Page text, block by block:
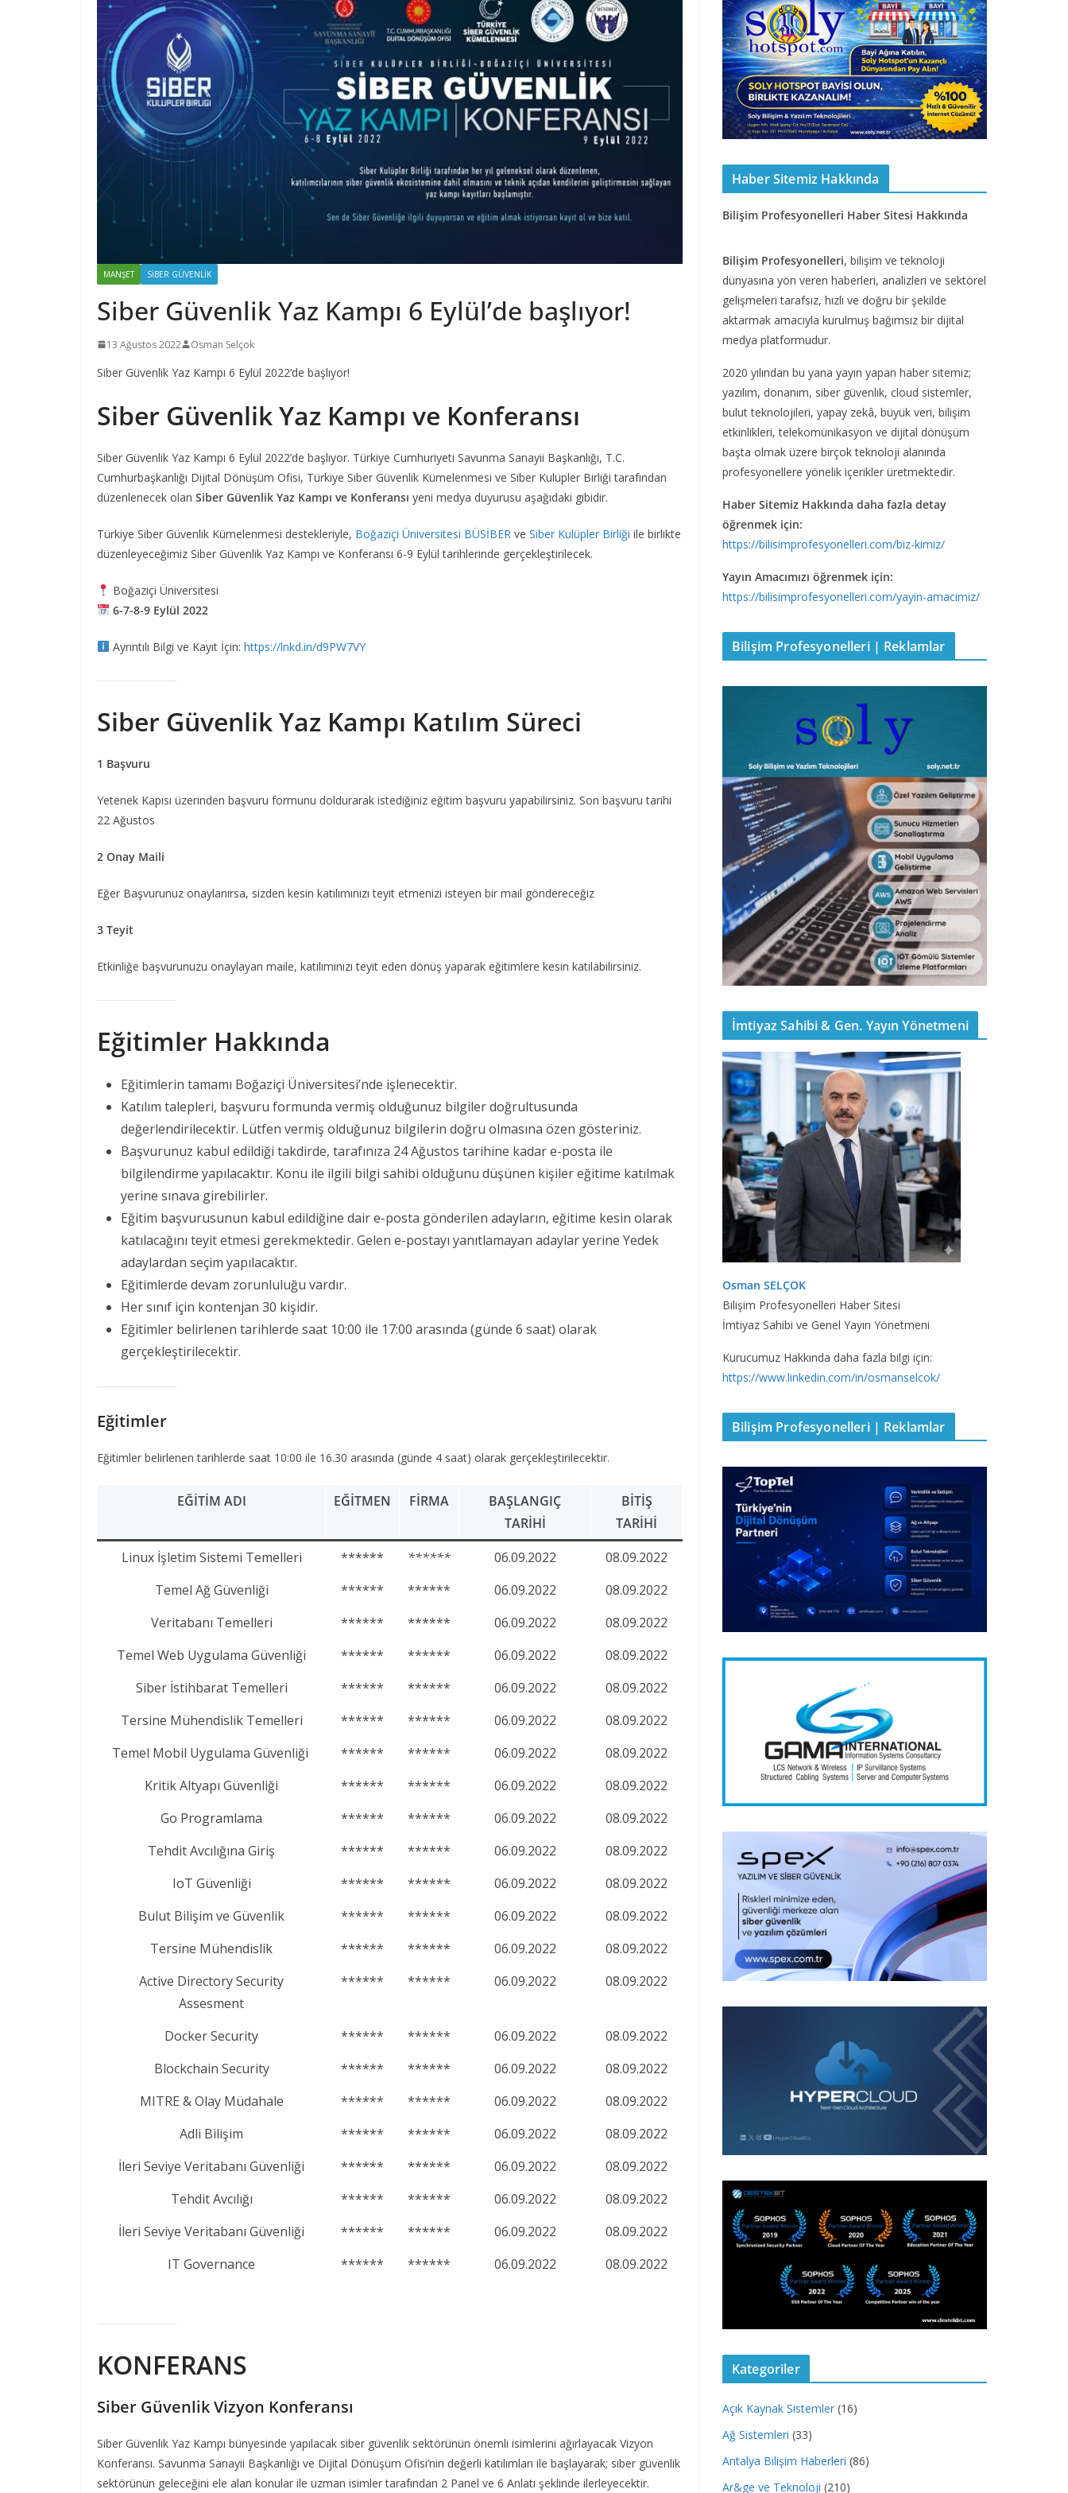
MANŞET SIBER GÜVENLIK
Siber Güvenlik Yaz Kampı 6 Eylül’de başlıyor!
13 Ağustos 2022 Osman Selçok
Siber Güvenlik Yaz Kampı 6 Eylül 2022’de başlıyor!
Siber Güvenlik Yaz Kampı ve Konferansı
Siber Güvenlik Yaz Kampı 6 Eylül 2022’de başlıyor. Türkiye Cumhuriyeti Savunma Sanayii Başkanlığı, T.C.
Cumhurbaşkanlığı Dijital Dönüşüm Ofisi, Türkiye Siber Güvenlik Kümelenmesi ve Siber Kulüpler Birliği tarafından
düzenlenecek olan Siber Güvenlik Yaz Kampı ve Konferansı yeni medya duyurusu aşağıdaki gibidir.
Türkiye Siber Güvenlik Kümelenmesi destekleriyle, Boğaziçi Üniversitesi BÜSİBER ve Siber Kulüpler Birliği ile birlikte
düzenleyeceğimiz Siber Güvenlik Yaz Kampı ve Konferansı 6-9 Eylül tarihlerinde gerçekleştirilecek.
Boğaziçi Üniversitesi
6-7-8-9 Eylül 2022
Ayrıntılı Bilgi ve Kayıt İçin: https://lnkd.in/d9PW7VY
Siber Güvenlik Yaz Kampı Katılım Süreci
1 Başvuru
Yetenek Kapısı üzerinden başvuru formunu doldurarak istediğiniz eğitim başvuru yapabilirsiniz. Son başvuru tarihi
22 Ağustos
2 Onay Maili
Eğer Başvurunuz onaylanırsa, sizden kesin katılımınızı teyit etmenizi isteyen bir mail göndereceğiz
3 Teyit
Etkinliğe başvurunuzu onaylayan maile, katılımınızı teyit eden dönüş yaparak eğitimlere kesin katılabilirsiniz.
Eğitimler Hakkında
Eğitimlerin tamamı Boğaziçi Üniversitesi’nde işlenecektir.
Katılım talepleri, başvuru formunda vermiş olduğunuz bilgiler doğrultusunda
değerlendirilecektir. Lütfen vermiş olduğunuz bilgilerin doğru olmasına özen gösteriniz.
Başvurunuz kabul edildiği takdirde, tarafınıza 24 Ağustos tarihine kadar e-posta ile
bilgilendirme yapılacaktır. Konu ile ilgili bilgi sahibi olduğunu düşünen kişiler eğitime katılmak
yerine sınava girebilirler.
Eğitim başvurusunun kabul edildiğine dair e-posta gönderilen adayların, eğitime kesin olarak
katılacağını teyit etmesi gerekmektedir. Gelen e-postayı yanıtlamayan adaylar yerine Yedek
adaylardan seçim yapılacaktır.
Eğitimlerde devam zorunluluğu vardır.
Her sınıf için kontenjan 30 kişidir.
Eğitimler belirlenen tarihlerde saat 10:00 ile 17:00 arasında (günde 6 saat) olarak
gerçekleştirilecektir.
Eğitimler
Eğitimler belirlenen tarihlerde saat 10:00 ile 16.30 arasında (günde 4 saat) olarak gerçekleştirilecektir.
EĞITIM ADI EĞITMEN FIRMA
BAŞLANGIÇ
TARIHI
BITIŞ
TARIHI
Linux İşletim Sistemi Temelleri
****** ****** 06.09.2022
08.09.2022
Temel Ağ Güvenliği
****** ****** 06.09.2022
08.09.2022
Veritabanı Temelleri
****** ****** 06.09.2022
08.09.2022
Temel Web Uygulama Güvenliği
****** ****** 06.09.2022
08.09.2022
Siber İstihbarat Temelleri
****** ****** 06.09.2022
08.09.2022
Tersine Mühendislik Temelleri
****** ****** 06.09.2022
08.09.2022
Temel Mobil Uygulama Güvenliği
****** ****** 06.09.2022
08.09.2022
Kritik Altyapı Güvenliği
****** ****** 06.09.2022
08.09.2022
Go Programlama
****** ****** 06.09.2022
08.09.2022
Tehdit Avcılığına Giriş
****** ****** 06.09.2022
08.09.2022
IoT Güvenliği
****** ****** 06.09.2022
08.09.2022
Bulut Bilişim ve Güvenlik
****** ****** 06.09.2022
08.09.2022
Tersine Mühendislik
****** ****** 06.09.2022
08.09.2022
Active Directory Security
Assesment
****** ****** 06.09.2022 08.09.2022
Docker Security ****** ****** 06.09.2022
08.09.2022
Blockchain Security
****** ****** 06.09.2022
08.09.2022
MITRE & Olay Müdahale
****** ****** 06.09.2022
08.09.2022
Adli Bilişim
****** ****** 06.09.2022
08.09.2022
İleri Seviye Veritabanı Güvenliği
****** ****** 06.09.2022
08.09.2022
Tehdit Avcılığı
****** ****** 06.09.2022
08.09.2022
İleri Seviye Veritabanı Güvenliği
****** ****** 06.09.2022
08.09.2022
IT Governance
****** ****** 06.09.2022 08.09.2022
KONFERANS
Siber Güvenlik Vizyon Konferansı
Siber Güvenlik Yaz Kampı bünyesinde yapılacak siber güvenlik sektörünün önemli isimlerini ağırlayacak Vizyon
Konferansı. Savunma Sanayii Başkanlığı ve Dijital Dönüşüm Ofisi’nin değerli katılımları ile başlayarak; siber güvenlik
sektörünün geleceğini ele alan konular ile uzman isimler tarafından 2 Panel ve 6 Anlatı şeklinde ilerleyecektir.
Haber Sitemiz Hakkında
Bilişim Profesyonelleri Haber Sitesi Hakkında
Bilişim Profesyonelleri, bilişim ve teknoloji
dünyasına yön veren haberleri, analizleri ve sektörel
gelişmeleri tarafsız, hızlı ve doğru bir şekilde
aktarmak amacıyla kurulmuş bağımsız bir dijital
medya platformudur.
2020 yılından bu yana yayın yapan haber sitemiz;
yazılım, donanım, siber güvenlik, cloud sistemler,
bulut teknolojileri, yapay zekâ, büyük veri, bilişim
etkinlikleri, telekomünikasyon ve dijital dönüşüm
başta olmak üzere birçok teknoloji alanında
profesyonellere yönelik içerikler üretmektedir.
Haber Sitemiz Hakkında daha fazla detay
öğrenmek için:
https://bilisimprofesyonelleri.com/biz-kimiz/
Yayın Amacımızı öğrenmek için:
https://bilisimprofesyonelleri.com/yayin-amacimiz/
Bilişim Profesyonelleri | Reklamlar
İmtiyaz Sahibi & Gen. Yayın Yönetmeni
Osman SELÇOK
Bilişim Profesyonelleri Haber Sitesi
İmtiyaz Sahibi ve Genel Yayın Yönetmeni
Kurucumuz Hakkında daha fazla bilgi için:
https://www.linkedin.com/in/osmanselcok/
Bilişim Profesyonelleri | Reklamlar
Kategoriler
Açık Kaynak Sistemler (16)
Ağ Sistemleri (33)
Antalya Bilişim Haberleri (86)
Ar&ge ve Teknoloji (210)